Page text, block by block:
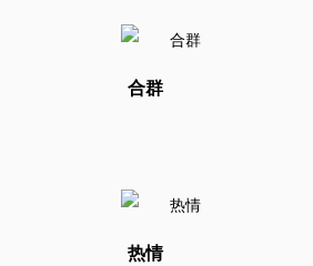
合群
热情